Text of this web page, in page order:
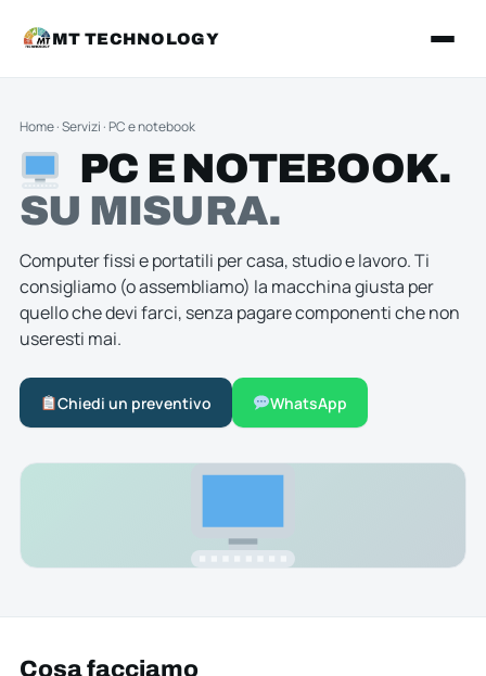
MT TECHNOLOGY
Home·Servizi ·PC e notebook
PC E NOTEBOOK.
SU MISURA.
Computer fissi e portatili per casa, studio e lavoro. Ti
consigliamo (o assembliamo) la macchina giusta per
quello che devi farci, senza pagare componenti che non
useresti mai.
Chiedi un preventivo WhatsApp
Cosa facciamo